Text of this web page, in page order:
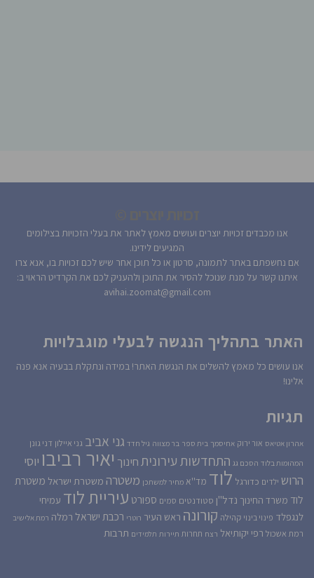
אנו מכבדים זכויות יוצרים ועושים מאמץ לאתר את בעלי הזכויות בצילומים
המגיעים לידינו.
אם נחשפתם באתר לתמונה, סרטון או כל תוכן אחר שיש לכם זכויות בו, אנא צרו
איתנו קשר על מנת שנוכל להסיר את התוכן ולהעניק לכם את הקרדיט הראוי ב:
avihai.zoomat@gmail.com
האתר בתהליך הנגשה לבעלי מוגבלויות
אנו עושים כל מאמץ להשלים את הנגשת האתר! במידה ונתקלת בבעיה אנא פנה
אלינו!
תגיות
אהרון אטיאס אור ירוק אחיסמך בית ספר בר מצווה גיל חדד גני אביב גני איילון דני גונן
המהומות בלוד הסכם גג התחדשות עירוניתחינוך יאיר רביבו יוסי
הרוש ילדים כדורגל לוד מד''א מחיר למשתכן משטרה משטרת ישראל משטרת
לוד משרד החינוך נדל''ן סטודנטים סמים ספורט עיריית לוד עמיחי
לנגפלד פינוי בינוי קהילה קורונה ראש העיר רוטרי רכבת ישראל רמלה רמת אלישיב
רמת אשכול רפי יקותיאל רצח תחרות תיירות תלמידים תרבות